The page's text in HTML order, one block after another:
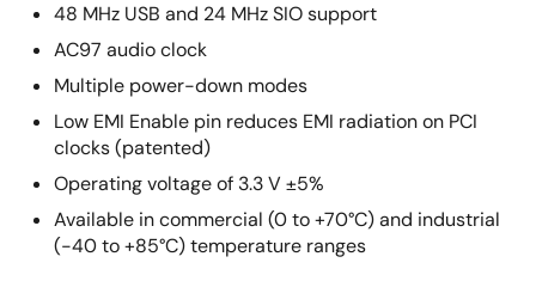
48 MHz USB and 24 MHz SIO support
AC97 audio clock
Multiple power-down modes
Low EMI Enable pin reduces EMI radiation on PCI
clocks (patented)
Operating voltage of 3.3 V ±5%
Available in commercial (0 to +70°C) and industrial
(-40 to +85°C) temperature ranges